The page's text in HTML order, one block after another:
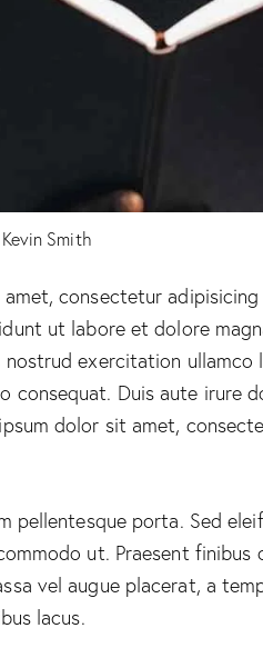
Kevin Smith
consectetur
ut labore et dolore
nostrud exercitation ullamco
consequat. Duis aute irure
dolor sit amet,
pellentesque porta. Sed
ut. Praesent finibus
vel augue placerat, a
lacus.